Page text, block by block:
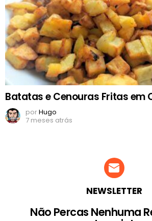
Batatas e Cenouras Fritas em
porHugo
7 meses atrás
NEWSLETTER
Não Percas Nenhuma